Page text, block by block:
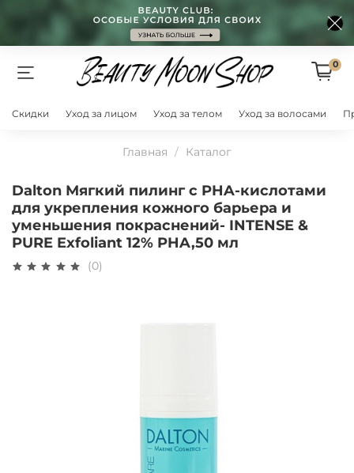
0
Скидки Уход за лицом Уход за телом Уход за волосами
Главная Каталог
Dalton Мягкий пилинг с PHA-кислотами
для укрепления кожного барьера и
уменьшения покраснений- INTENSE &
PURE Exfoliant 12% PHA,50 мл
(0)